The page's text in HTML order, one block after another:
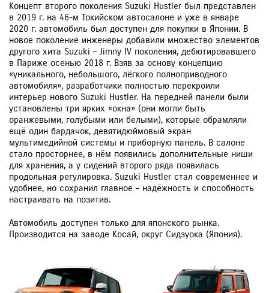
Концепт второго поколения Suzuki Hustler был представлен
в 2019 г. на 46-м Токийском автосалоне и уже в январе
2020 г. автомобиль был доступен для покупки в Японии. В
новое поколение инженеры добавили множество элементов
другого хита Suzuki – Jimny IV поколения, дебютировавшего
в Париже осенью 2018 г. Взяв за основу концепцию
«уникального, небольшого, лёгкого полноприводного
автомобиля», разработчики полностью перекроили
интерьер нового Suzuki Hustler. На передней панели были
установлены три ярких «окна» (они могли быть
оранжевыми, голубыми или белыми), которые обрамляли
ещё один бардачок, девятидюймовый экран
мультимедийной системы и приборную панель. В салоне
стало просторнее, в нём появились дополнительные ниши
для хранения, а у сидений второго ряда появилась
продольная регулировка. Suzuki Hustler стал современнее и
удобнее, но сохранил главное – надёжность и способность
настраивать на позитив.
Автомобиль доступен только для японского рынка.
Производится на заводе Косай, округ Сидзуока (Япония).